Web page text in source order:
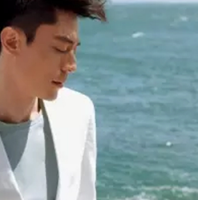
憩 美馔 婚宴